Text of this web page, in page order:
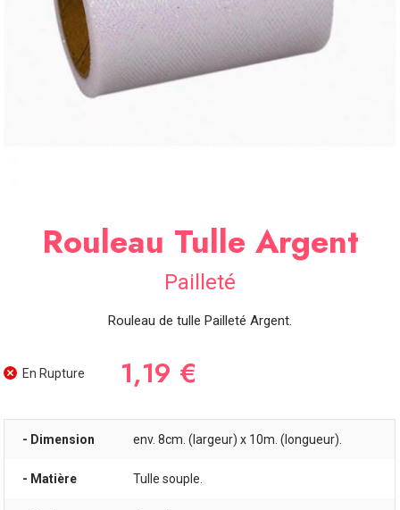
SOIRÉE
OCCASIONS
SPÉCIALES
Rouleau Tulle Argent
Pailleté
Rouleau de tulle Pailleté Argent.
En Rupture 1,19 €
- Dimension env. 8cm. (largeur) x 10m. (longueur).
- Matière Tulle souple.